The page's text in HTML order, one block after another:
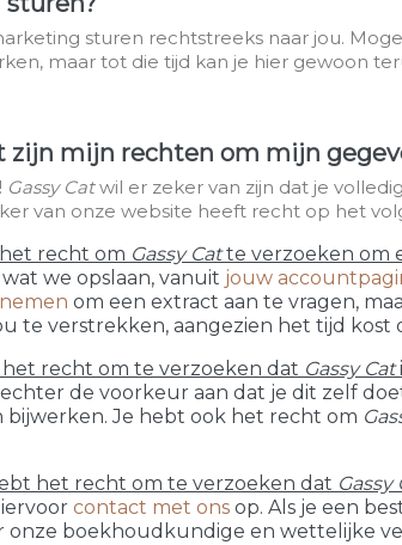
sturen rechtstreeks naar jou.
maar tot die tijd kan je hier gewoon
zijn mijn rechten om mijn
Gassy Catwil er zeker van zijn dat je
van onze website heeft recht op het
recht om Gassy Catte verzoeken om
we opslaan, vanuit jouw
om een extract aan te vragen,
te verstrekken, aangezien het tijd
recht om te verzoeken dat Gassy Cat
de voorkeur aan dat je dit zelf
Je hebt ook het recht om
het recht om te verzoeken dat Gassy
contact met ons op. Als je een
onze boekhoudkundige en wettelijke